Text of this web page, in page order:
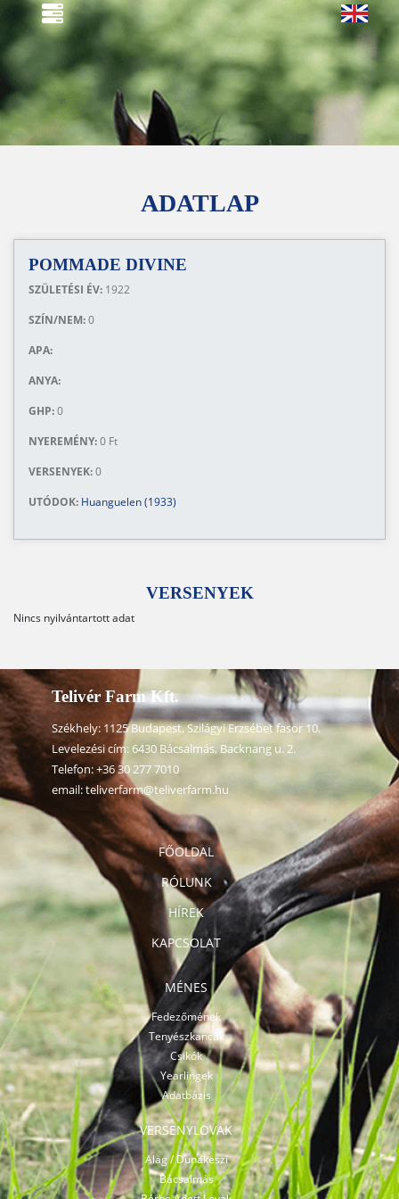
ADATLAP
POMMADE DIVINE
SZÜLETÉSI ÉV: 1922
SZÍN/NEM:0
APA:
ANYA:
GHP:0
NYEREMÉNY:0 Ft
VERSENYEK:0
UTÓDOK: Huanguelen (1933)
VERSENYEK
Nincs nyilvántartott adat
FŐOLDAL
RÓLUNK
HÍREK
KAPCSOLAT
MÉNES
Fedezőmének
Tenyészkancák
Csikók
Yearlingek
Adatbázis
VERSENYLOVAK
Alag / Dunakeszi
Bácsalmás
Telivér Farm Kft.
Székhely: 1125 Budapest, Szilágyi Erzsébet fasor 10.
Levelezési cím: 6430 Bácsalmás, Backnang u. 2.
Telefon:+36 30 277 7010
email:teliverfarm@teliverfarm.hu